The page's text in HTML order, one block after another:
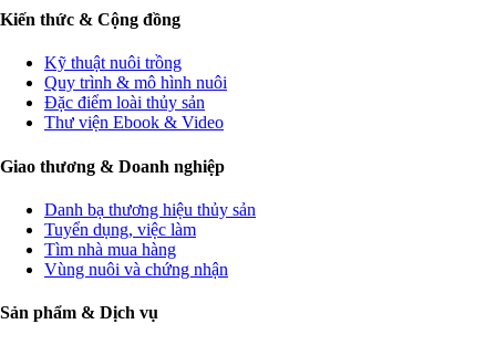
Kiến thức & Cộng đồng
Kỹ thuật nuôi trồng
Quy trình & mô hình nuôi
Đặc điểm loài thủy sản
Thư viện Ebook & Video
Giao thương & Doanh nghiệp
Danh bạ thương hiệu thủy sản
Tuyển dụng, việc làm
Tìm nhà mua hàng
Vùng nuôi và chứng nhận
Sản phẩm & Dịch vụ